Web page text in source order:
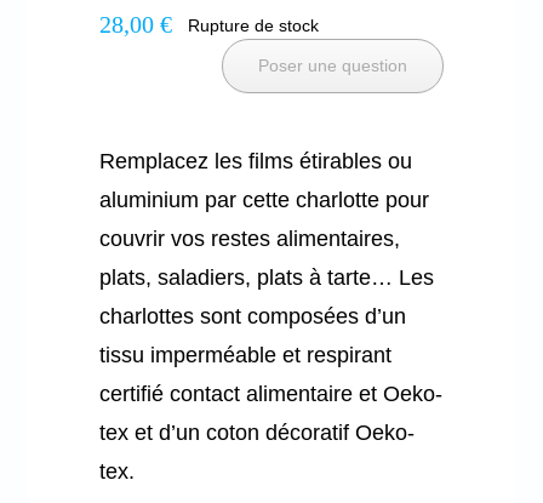
28,00€ Rupture de stock
Poser une question
Remplacez les films étirables ou
aluminium par cette charlotte pour
couvrir vos restes alimentaires,
plats, saladiers, plats à tarte… Les
charlottes sont composées d’un
tissu imperméable et respirant
certifié contact alimentaire et Oeko-
tex et d’un coton décoratif Oeko-
tex.